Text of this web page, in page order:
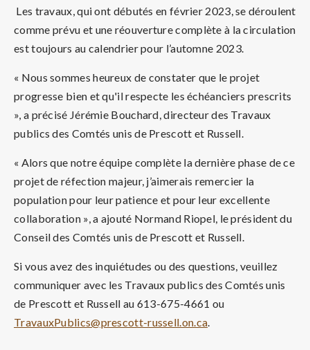
Les travaux, qui ont débutés en février 2023, se déroulent
comme prévu et une réouverture complète à la circulation
est toujours au calendrier pour l’automne 2023.
« Nous sommes heureux de constater que le projet
progresse bien et qu'il respecte les échéanciers prescrits
», a précisé Jérémie Bouchard, directeur des Travaux
publics des Comtés unis de Prescott et Russell.
« Alors que notre équipe complète la dernière phase de ce
projet de réfection majeur, j’aimerais remercier la
population pour leur patience et pour leur excellente
collaboration », a ajouté Normand Riopel, le président du
Conseil des Comtés unis de Prescott et Russell.
Si vous avez des inquiétudes ou des questions, veuillez
communiquer avec les Travaux publics des Comtés unis
de Prescott et Russell au 613-675-4661 ou
TravauxPublics@prescott-russell.on.ca.